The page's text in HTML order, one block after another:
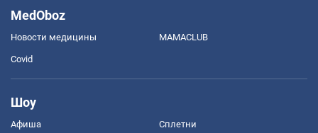
MedOboz
Новости медицины MAMACLUB
Covid
Шоу
Афиша Сплетни